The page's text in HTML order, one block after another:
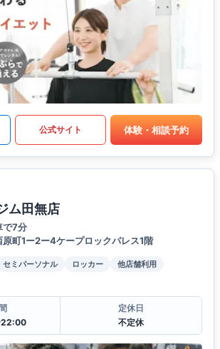
公式サイト 体験・相談予約
ム田無店
で7分
町1ー2ー4ケープロックパレス1階
セミパーソナル ロッカー
他店舗利用
22:00
定休日
不定休